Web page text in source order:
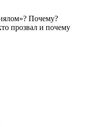
Почему?
прозвал и почему